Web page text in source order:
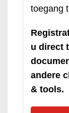
toegang
u direct
andere
& tools.